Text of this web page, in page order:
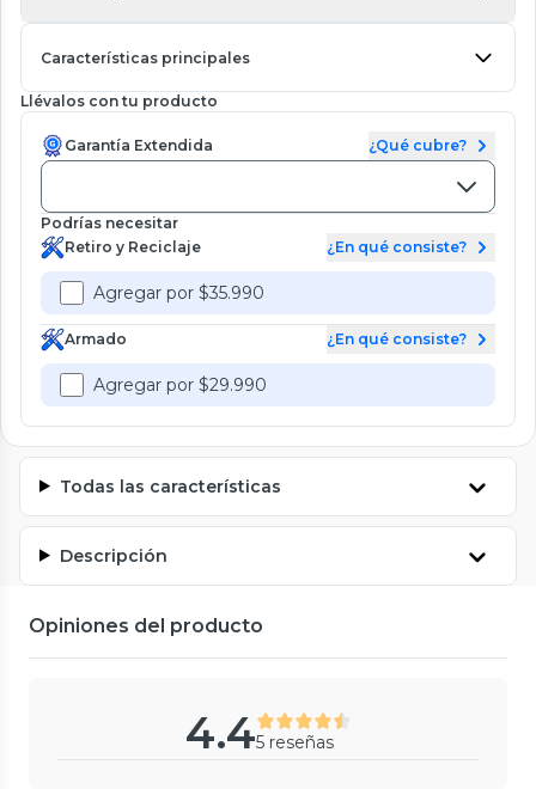
Características principales
Llévalos con tu producto
Garantía Extendida ¿Qué cubre?
Podrías necesitar
Retiro y Reciclaje
¿En qué consiste?
Agregar por $35.990
Armado ¿En qué consiste?
Agregar por $29.990
Todas las características
Descripción
Opiniones del producto
4.45 reseñas